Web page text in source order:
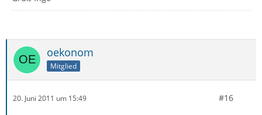
oekonom
Mitglied
20. Juni 2011 um 15:49 #16